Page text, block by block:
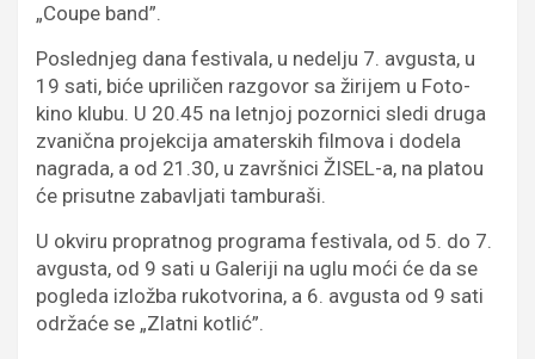
„Coupe band”.
Poslednjeg dana festivala, u nedelju 7. avgusta, u
19 sati, biće upriličen razgovor sa žirijem u Foto-
kino klubu. U 20.45 na letnjoj pozornici sledi druga
zvanična projekcija amaterskih filmova i dodela
nagrada, a od 21.30, u završnici ŽISEL-a, na platou
će prisutne zabavljati tamburaši.
U okviru propratnog programa festivala, od 5. do 7.
avgusta, od 9 sati u Galeriji na uglu moći će da se
pogleda izložba rukotvorina, a 6. avgusta od 9 sati
održaće se „Zlatni kotlić”.